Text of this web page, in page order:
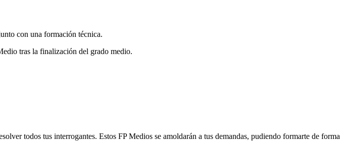
con una formación técnica.
tras la finalización del grado medio.
todos tus interrogantes. Estos FP Medios se amoldarán a tus demandas, pudiendo formarte de forma